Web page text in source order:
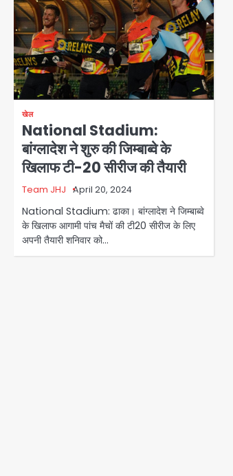
खेल
National Stadium:
बांग्लादेश ने शुरु की जिम्बाब्वे के
खिलाफ टी-20 सीरीज की तैयारी
Team JHJ April 20, 2024
National Stadium: ढाका। बांग्लादेश ने जिम्बाब्वे
के खिलाफ आगामी पांच मैचों की टी20 सीरीज के लिए
अपनी तैयारी शनिवार को…